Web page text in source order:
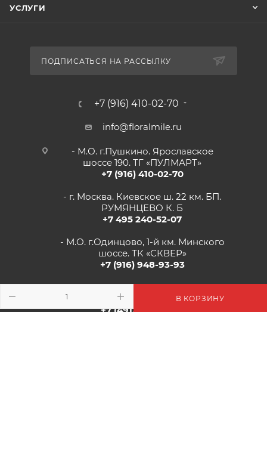
В КОРЗИНУ
УСЛУГИ
ПОДПИСАТЬСЯ НА РАССЫЛКУ
+7 (916) 410-02-70
info@floralmile.ru
- М.О. г.Пушкино. Ярославское
шоссе 190. ТГ «ПУЛМАРТ»
+7 (916) 410-02-70
- г. Москва. Киевское ш. 22 км. БП.
РУМЯНЦЕВО К. Б
+7 495 240-52-07
- М.О. г.Одинцово, 1-й км. Минского
шоссе. ТК «СКВЕР»
+7 (916) 948-93-93
- г.Рязань, Солотчинское шоссе д.2
ТК «АВРОРА»
+7 (4912) 77-82-04